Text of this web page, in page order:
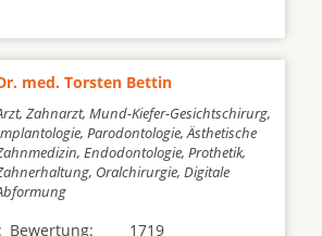
med. Torsten Bettin
Zahnarzt, Mund-Kiefer-Gesichtschirurg,
Parodontologie, Ästhetische
Endodontologie, Prothetik,
Oralchirurgie, Digitale
1719
Bewertung: